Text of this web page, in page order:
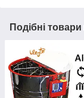
Подібні товари